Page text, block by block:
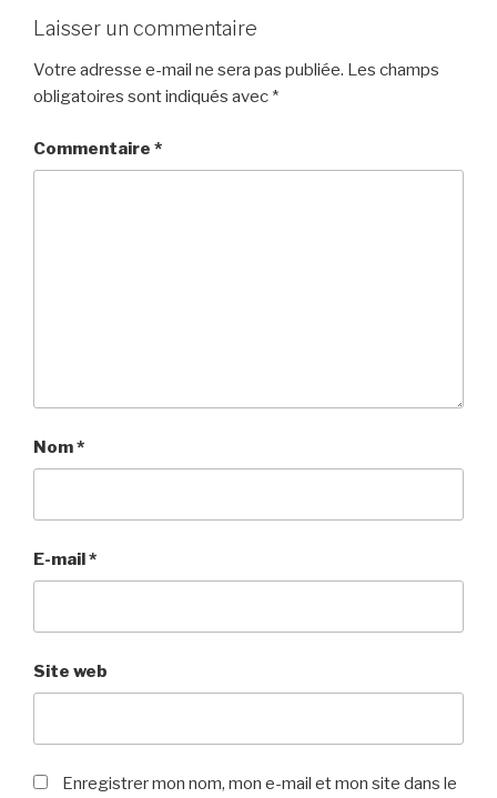
Laisser un commentaire
Votre adresse e-mail ne sera pas publiée. Les champs
obligatoires sont indiqués avec *
Commentaire *
Nom*
E-mail*
Site web
Enregistrer mon nom, mon e-mail et mon site dans le